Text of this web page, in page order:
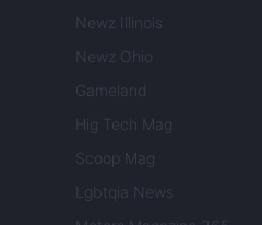
Newz Illinois
Newz Ohio
Gameland
Hig Tech Mag
Scoop Mag
Lgbtqia News